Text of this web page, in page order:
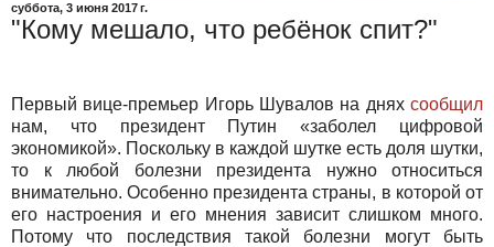
суббота, 3 июня 2017 г.
"Кому мешало, что ребёнок спит?"
Первый вице-премьер Игорь Шувалов на днях сообщил
нам, что президент Путин «заболел цифровой
экономикой». Поскольку в каждой шутке есть доля шутки,
то к любой болезни президента нужно относиться
внимательно. Особенно президента страны, в которой от
его настроения и его мнения зависит слишком много.
Потому что последствия такой болезни могут быть